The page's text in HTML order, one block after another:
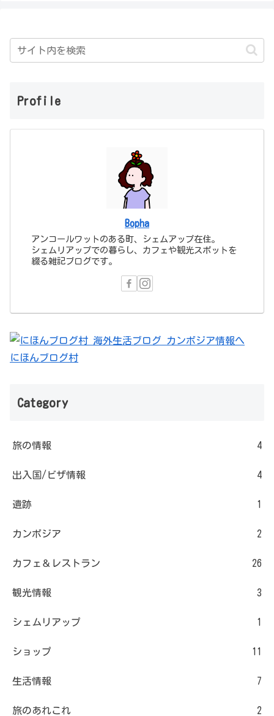
Profile
Bopha
アンコールワットのある町、シェムアップ在住。
シェムリアップでの暮らし、カフェや観光スポットを
綴る雑記ブログです。
にほんブログ村
Category
旅の情報 4
出入国/ビザ情報 4
遺跡 1
カンボジア 2
カフェ＆レストラン 26
観光情報 3
シェムリアップ 1
ショップ 11
生活情報 7
旅のあれこれ 2